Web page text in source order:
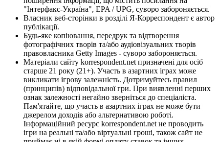
"Інтерфакс-Україна", EPA / UPG, суворо забороняється.
Власник веб-сторінки в розділі Я-Корреспондент є автор
публікації.
Будь-яке копіювання, передрук та відтворення
фотографічних творів та/або аудіовізуальних творів
правовласника Getty Images - суворо забороняється.
Матеріали сайту korrespondent.net призначені для осіб
старше 21 року (21+). Участь в азартних іграх може
викликати ігрову залежність. Дотримуйтесь правил
(принципів) відповідальної гри. При виявленні перших
ознак залежності негайно зверніться до спеціаліста.
Пам'ятайте, що участь в азартних іграх не може бути
джерелом доходів або альтернативою роботі.
Інформаційний ресурс korrespondent.net не проводить
ігри на реальні та/або віртуальні гроші, також сайт не